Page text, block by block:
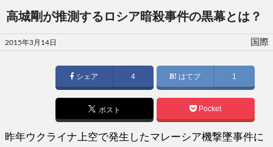
高城剛が推測するロシア暗殺事件の黒幕とは？
投
稿
2015年3月14日 国際
シェア 4 はてブ 1
ポスト Pocket
昨年ウクライナ上空で発生したマレーシア機撃墜事件に